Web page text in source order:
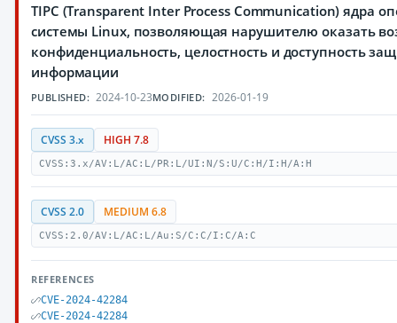
TIPC (Transparent Inter Process Communication) ядра
системы Linux, позволяющая нарушителю оказать
конфиденциальность, целостность и доступность
информации
PUBLISHED: 2024-10-23MODIFIED: 2026-01-19
CVSS 3.x HIGH 7.8
CVSS:3.x/AV:L/AC:L/PR:L/UI:N/S:U/C:H/I:H/A:H
CVSS 2.0 MEDIUM 6.8
CVSS:2.0/AV:L/AC:L/Au:S/C:C/I:C/A:C
REFERENCES
CVE-2024-42284
CVE-2024-42284